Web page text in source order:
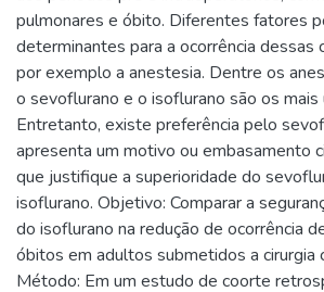
pulmonares e óbito. Diferentes fatores
determinantes para a ocorrência dessas
por exemplo a anestesia. Dentre os
o sevoflurano e o isoflurano são os mais
Entretanto, existe preferência pelo
apresenta um motivo ou embasamento
que justifique a superioridade do
isoflurano. Objetivo: Comparar a
do isoflurano na redução de ocorrência
óbitos em adultos submetidos a cirurgia
Método: Em um estudo de coorte